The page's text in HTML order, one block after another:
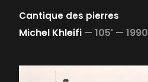
Cantique des pierres
Michel Khleifi — 105' — 1990